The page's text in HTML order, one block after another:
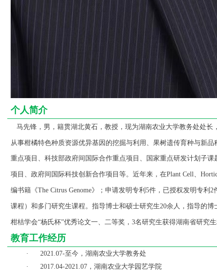
个人简介
马先锋，男，籍贯湖北黄石，教授，现为湖南农业大学教务处处
从事柑橘特色种质资源优异基因的挖掘与利用、果树遗传育种与新
重点项目、科技部政府间国际合作重点项目、国家重点研发计划子
项目、政府间国际科技创新合作项目等。近年来，在Plant Cell
编书籍《The Citrus Genome》；申请发明专利 5件，已授权发明专利 2
课程）和多门研究生课程。指导博士和硕士研究生20余人，指导的博
柑桔学会“杨氏杯”优秀论文一、二等奖， 3名研究生获得湖南省研究
教育工作经历
· 2021.07-至今，湖南农业大学教务处
· 2017.04-2021.07 ，湖南农业大学园艺学院